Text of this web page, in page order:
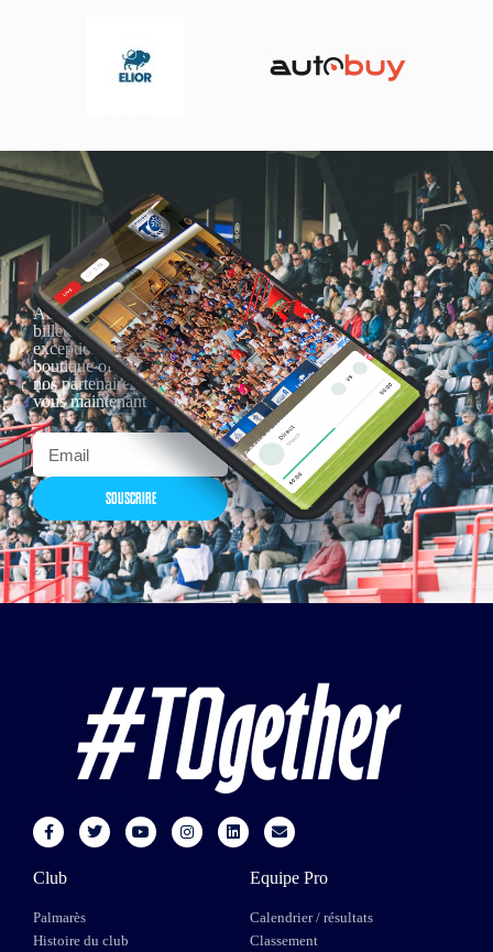
Actualités, nouveautés,
billetterie, remises
exceptionnelles dans la
boutique officielles & chez
nos partenaires… Inscrivez-
vous maintenant
SOUSCRIRE
Club
Palmarès
Histoire du club
Equipe Pro
Calendrier / résultats
Classement